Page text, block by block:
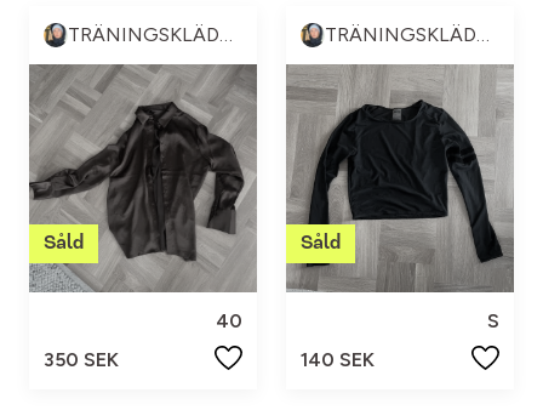
TRÄNINGSKLÄDER & ANNAT 💪🏼😍
40
350 SEK
TRÄNINGSKLÄDER & ANNAT 💪🏼😍
S
140 SEK